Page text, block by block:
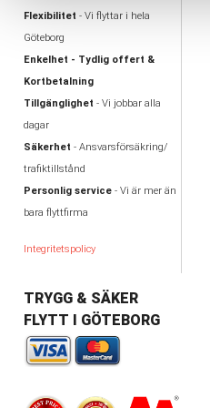
Flexibilitet - Vi flyttar i hela
Göteborg
Enkelhet - Tydlig offert &
Kortbetalning
Tillgänglighet - Vi jobbar alla
dagar
Säkerhet - Ansvarsförsäkring/
trafiktillstånd
Personlig service- Vi är mer än
bara flyttfirma
Integritetspolicy
TRYGG & SÄKER
FLYTT I GÖTEBORG